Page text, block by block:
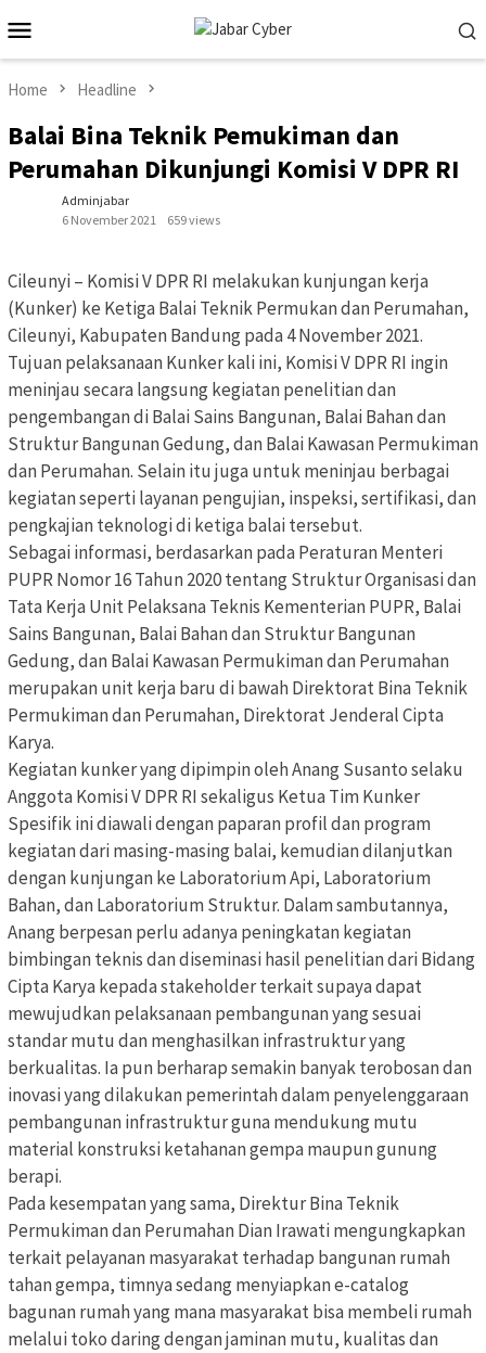
to
contentMenu
Home Headline
Balai Bina Teknik Pemukiman dan
Perumahan Dikunjungi Komisi V DPR RI
Adminjabar
6 November 2021
659 views
Cileunyi – Komisi V DPR RI melakukan kunjungan kerja
(Kunker) ke Ketiga Balai Teknik Permukan dan Perumahan,
Cileunyi, Kabupaten Bandung pada 4 November 2021.
Tujuan pelaksanaan Kunker kali ini, Komisi V DPR RI ingin
meninjau secara langsung kegiatan penelitian dan
pengembangan di Balai Sains Bangunan, Balai Bahan dan
Struktur Bangunan Gedung, dan Balai Kawasan Permukiman
dan Perumahan. Selain itu juga untuk meninjau berbagai
kegiatan seperti layanan pengujian, inspeksi, sertifikasi, dan
pengkajian teknologi di ketiga balai tersebut.
Sebagai informasi, berdasarkan pada Peraturan Menteri
PUPR Nomor 16 Tahun 2020 tentang Struktur Organisasi dan
Tata Kerja Unit Pelaksana Teknis Kementerian PUPR, Balai
Sains Bangunan, Balai Bahan dan Struktur Bangunan
Gedung, dan Balai Kawasan Permukiman dan Perumahan
merupakan unit kerja baru di bawah Direktorat Bina Teknik
Permukiman dan Perumahan, Direktorat Jenderal Cipta
Karya.
Kegiatan kunker yang dipimpin oleh Anang Susanto selaku
Anggota Komisi V DPR RI sekaligus Ketua Tim Kunker
Spesifik ini diawali dengan paparan profil dan program
kegiatan dari masing-masing balai, kemudian dilanjutkan
dengan kunjungan ke Laboratorium Api, Laboratorium
Bahan, dan Laboratorium Struktur. Dalam sambutannya,
Anang berpesan perlu adanya peningkatan kegiatan
bimbingan teknis dan diseminasi hasil penelitian dari Bidang
Cipta Karya kepada stakeholder terkait supaya dapat
mewujudkan pelaksanaan pembangunan yang sesuai
standar mutu dan menghasilkan infrastruktur yang
berkualitas. Ia pun berharap semakin banyak terobosan dan
inovasi yang dilakukan pemerintah dalam penyelenggaraan
pembangunan infrastruktur guna mendukung mutu
material konstruksi ketahanan gempa maupun gunung
berapi.
Pada kesempatan yang sama, Direktur Bina Teknik
Permukiman dan Perumahan Dian Irawati mengungkapkan
terkait pelayanan masyarakat terhadap bangunan rumah
tahan gempa, timnya sedang menyiapkan e-catalog
bagunan rumah yang mana masyarakat bisa membeli rumah
melalui toko daring dengan jaminan mutu, kualitas dan